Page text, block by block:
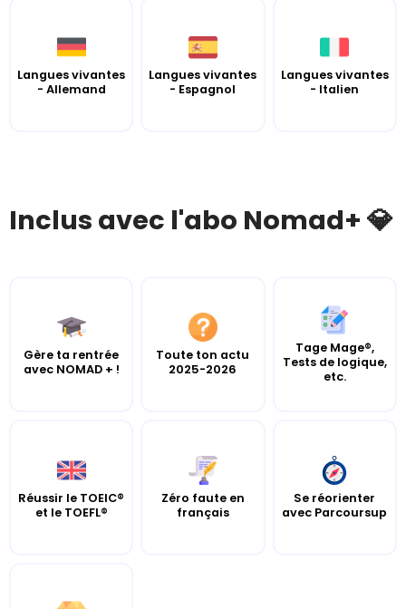
Langues vivantes
- Allemand
Langues vivantes
- Espagnol
Langues vivantes
- Italien
Inclus avec l'abo Nomad+ 💎
Gère ta rentrée
avec NOMAD + !
Toute ton actu
2025-2026
Tage Mage®,
Tests de logique,
etc.
Réussir le TOEIC®
et le TOEFL®
Zéro faute en
français
Se réorienter
avec Parcoursup